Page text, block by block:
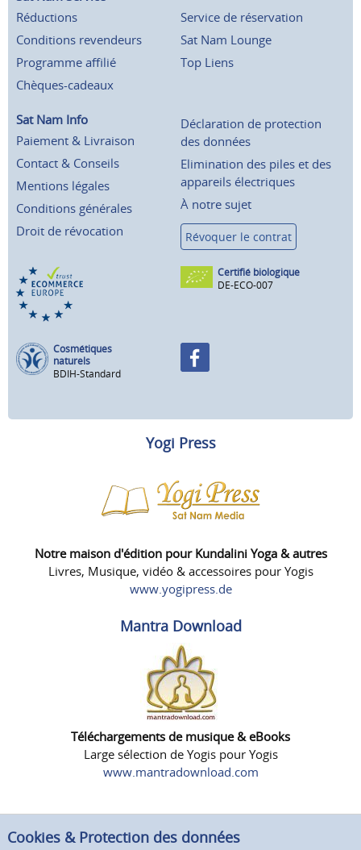
Réductions
Conditions revendeurs
Programme affilié
Chèques-cadeaux
Service de réservation
Sat Nam Lounge
Top Liens
Sat Nam Info
Paiement & Livraison
Contact & Conseils
Mentions légales
Conditions générales
Droit de révocation
Déclaration de protection
des données
Elimination des piles et des
appareils électriques
À notre sujet
Révoquer le contrat
Certifié biologique
DE-ECO-007
Cosmétiques
naturels
BDIH-Standard
Yogi Press
Notre maison d'édition pour Kundalini Yoga & autres
Livres, Musique, vidéo & accessoires pour Yogis
www.yogipress.de
Mantra Download
Téléchargements de musique & eBooks
Large sélection de Yogis pour Yogis
www.mantradownload.com
Cookies & Protection des données